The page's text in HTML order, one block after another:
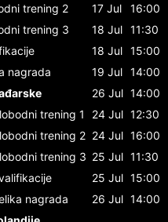
trening 2 17 Jul
16:00
trening 3 18 Jul 11:30
18 Jul 15:00
nagrada 19 Jul 14:00
26 Jul 14:00
trening 1 24 Jul 12:30
trening 2 24 Jul 16:00
trening 3 25 Jul 11:30
25 Jul 15:00
nagrada 26 Jul 14:00